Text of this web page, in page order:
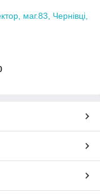
маг.83, Чернівці,